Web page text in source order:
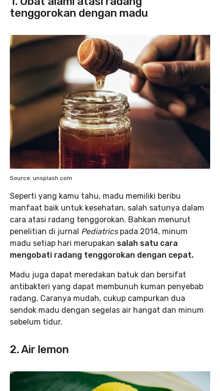
tenggorokan dengan madu
Source: unsplash.com
Seperti yang kamu tahu, madu memiliki beribu
manfaat baik untuk kesehatan, salah satunya dalam
cara atasi radang tenggorokan. Bahkan menurut
penelitian di jurnal Pediatricspada 2014, minum
madu setiap hari merupakan salah satu cara
mengobati radang tenggorokan dengan cepat.
Madu juga dapat meredakan batuk dan bersifat
antibakteri yang dapat membunuh kuman penyebab
radang. Caranya mudah, cukup campurkan dua
sendok madu dengan segelas air hangat dan minum
sebelum tidur.
2. Air lemon